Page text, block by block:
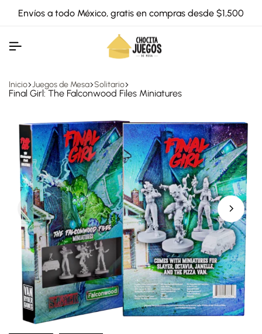
Envíos a todo México, gratis en compras desde $1,500
Inicio Juegos de Mesa Solitario
Final Girl: The Falconwood Files Miniatures